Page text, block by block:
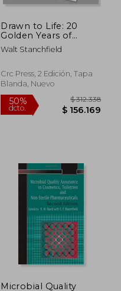
50%
dcto.
Drawn to Life: 20
Golden Years of
Disney Master
Classes: Two Volume
Stanchfield Lectures
(en Inglés)
Walt Stanchfield
Crc Press, 2 Edición, Tapa
Blanda, Nuevo
Microbial Quality